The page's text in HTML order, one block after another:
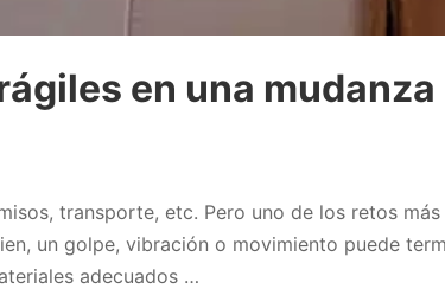
en una mudanza
transporte, etc. Pero uno de los retos
un golpe, vibración o movimiento puede
adecuados …